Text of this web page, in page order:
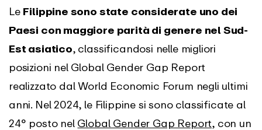
Le Filippine sono state considerate uno dei
Paesi con maggiore parità di genere nel Sud-
Est asiatico, classificandosi nelle migliori
posizioni nel Global Gender Gap Report
realizzato dal World Economic Forum negli ultimi
anni. Nel 2024, le Filippine si sono classificate al
24° posto nel Global Gender Gap Report, con un